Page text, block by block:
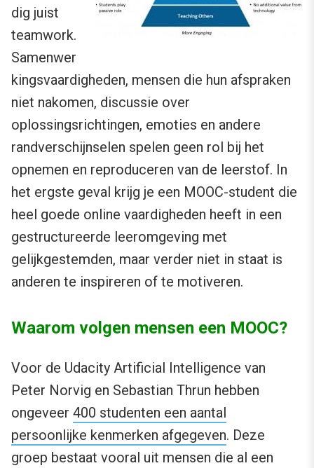
dig juist
teamwork.
Samenwer
kingsvaardigheden, mensen die hun afspraken
niet nakomen, discussie over
oplossingsrichtingen, emoties en andere
randverschijnselen spelen geen rol bij het
opnemen en reproduceren van de leerstof. In
het ergste geval krijg je een MOOC-student die
heel goede online vaardigheden heeft in een
gestructureerde leeromgeving met
gelijkgestemden, maar verder niet in staat is
anderen te inspireren of te motiveren.
Waarom volgen mensen een MOOC?
Voor de Udacity Artificial Intelligence van
Peter Norvig en Sebastian Thrun hebben
ongeveer 400 studenten een aantal
persoonlijke kenmerken afgegeven. Deze
groep bestaat vooral uit mensen die al een